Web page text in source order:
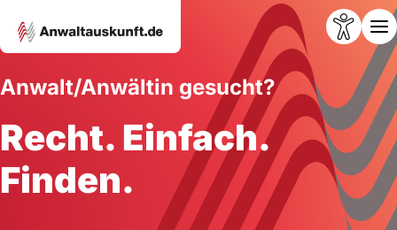
Anwalt/Anwältin gesucht?
Recht. Einfach.
Finden.